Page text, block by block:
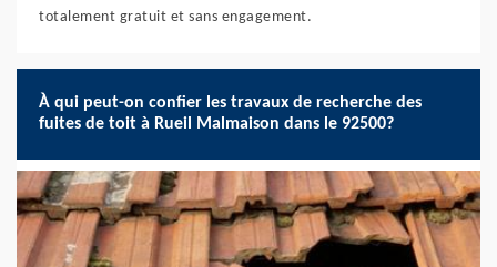
totalement gratuit et sans engagement.
À qui peut-on confier les travaux de recherche des
fuites de toit à Rueil Malmaison dans le 92500?